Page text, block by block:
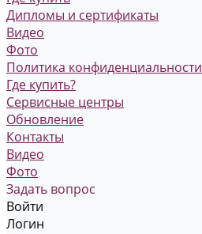
Дипломы и сертификаты
Видео
Фото
Политика конфиденциальности
Где купить?
Сервисные центры
Обновление
Контакты
Видео
Фото
Задать вопрос
Войти
Логин